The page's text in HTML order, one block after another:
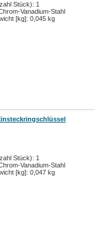
Stück): 1
Vanadium-Stahl
[kg]: 0,045 kg
Stück): 1
Vanadium-Stahl
[kg]: 0,047 kg